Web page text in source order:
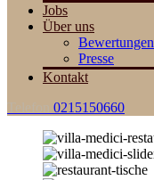
Jobs
Über uns
Bewertungen
Presse
Kontakt
0215150660